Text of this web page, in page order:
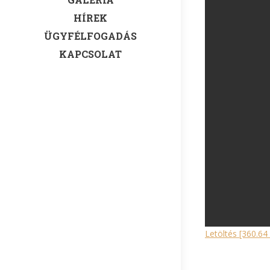
HÍREK
ÜGYFÉLFOGADÁS
KAPCSOLAT
Letöltés [360.64